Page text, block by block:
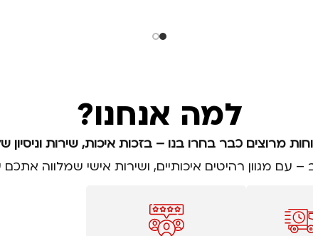
למה אנחנו?
מרוצים כבר בחרו בנו – בזכות איכות, שירות וניסיון
– עם מגוון רהיטים איכותיים, ושירות אישי שמלווה